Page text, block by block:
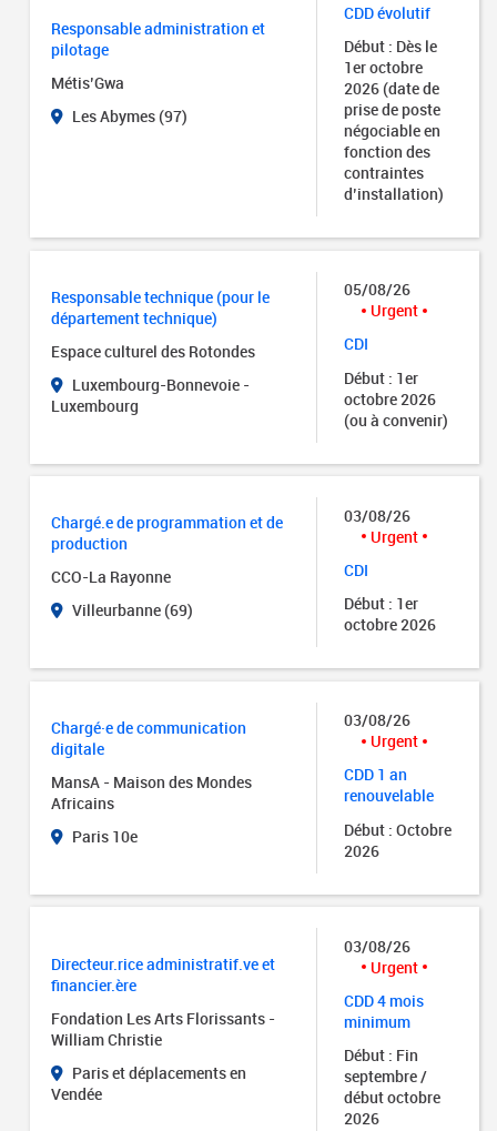
Responsable administration et
pilotage
Métis’Gwa
Les Abymes (97)
CDD évolutif
Début : Dès le
1er octobre
2026 (date de
prise de poste
négociable en
fonction des
contraintes
d’installation)
Responsable technique (pour le
département technique)
Espace culturel des Rotondes
Luxembourg-Bonnevoie -
Luxembourg
05/08/26
Urgent
CDI
Début : 1er
octobre 2026
(ou à convenir)
Chargé.e de programmation et de
production
CCO-La Rayonne
Villeurbanne (69)
03/08/26
Urgent
CDI
Début : 1er
octobre 2026
Chargé·e de communication
digitale
MansA - Maison des Mondes
Africains
Paris 10e
03/08/26
Urgent
CDD 1 an
renouvelable
Début : Octobre
2026
Directeur.rice administratif.ve et
financier.ère
Fondation Les Arts Florissants -
William Christie
Paris et déplacements en
Vendée
03/08/26
Urgent
CDD 4 mois
minimum
Début : Fin
septembre /
début octobre
2026